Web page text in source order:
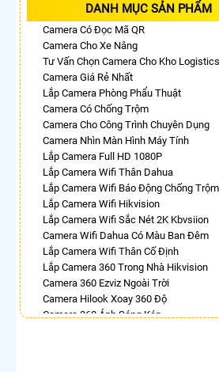
DANH MỤC SẢN PHẨM
Camera Có Đọc Mã QR
Camera Cho Xe Nâng
Tư Vấn Chọn Camera Cho Kho Logistics
Camera Giá Rẻ Nhất
Lắp Camera Phòng Phẩu Thuật
Camera Có Chống Trộm
Camera Cho Công Trình Chuyên Dụng
Camera Nhìn Màn Hình Máy Tính
Lắp Camera Full HD 1080P
Lắp Camera Wifi Thân Dahua
Lắp Camera Wifi Báo Động Chống Trộm
Lắp Camera Wifi Hikvision
Lắp Camera Wifi Sắc Nét 2K Kbvsiion
Camera Wifi Dahua Có Màu Ban Đêm
Lắp Camera Wifi Thân Cố Định
Lắp Camera 360 Trong Nhà Hikvision
Camera 360 Ezviz Ngoài Trời
Camera Hilook Xoay 360 Độ
Camera 360 Ánh Sáng Kép